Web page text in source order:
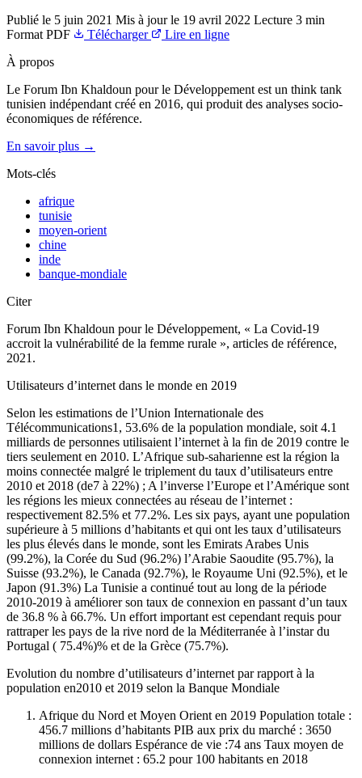
Publié le 5 juin 2021 Mis à jour le 19 avril 2022 Lecture 3 min
Format PDF Télécharger
Lire en ligne
À propos
Le Forum Ibn Khaldoun pour le Développement est un think tank
tunisien indépendant créé en 2016, qui produit des analyses socio-
économiques de référence.
En savoir plus →
Mots-clés
afrique
tunisie
moyen-orient
chine
inde
banque-mondiale
Citer
Forum Ibn Khaldoun pour le Développement, « La Covid-19
accroit la vulnérabilité de la femme rurale », articles de référence,
2021.
Utilisateurs d’internet dans le monde en 2019
Selon les estimations de l’Union Internationale des
Télécommunications1, 53.6% de la population mondiale, soit 4.1
milliards de personnes utilisaient l’internet à la fin de 2019 contre le
tiers seulement en 2010. L’Afrique sub-saharienne est la région la
moins connectée malgré le triplement du taux d’utilisateurs entre
2010 et 2018 (de7 à 22%) ; A l’inverse l’Europe et l’Amérique sont
les régions les mieux connectées au réseau de l’internet :
respectivement 82.5% et 77.2%. Les six pays, ayant une population
supérieure à 5 millions d’habitants et qui ont les taux d’utilisateurs
les plus élevés dans le monde, sont les Emirats Arabes Unis
(99.2%), la Corée du Sud (96.2%) l’Arabie Saoudite (95.7%), la
Suisse (93.2%), le Canada (92.7%), le Royaume Uni (92.5%), et le
Japon (91.3%) La Tunisie a continué tout au long de la période
2010-2019 à améliorer son taux de connexion en passant d’un taux
de 36.8 % à 66.7%. Un effort important est cependant requis pour
rattraper les pays de la rive nord de la Méditerranée à l’instar du
Portugal ( 75.4%)% et de la Grèce (75.7%).
Evolution du nombre d’utilisateurs d’internet par rapport à la
population en2010 et 2019 selon la Banque Mondiale
Afrique du Nord et Moyen Orient en 2019 Population totale :
456.7 millions d’habitants PIB aux prix du marché : 3650
millions de dollars Espérance de vie :74 ans Taux moyen de
connexion internet : 65.2 pour 100 habitants en 2018